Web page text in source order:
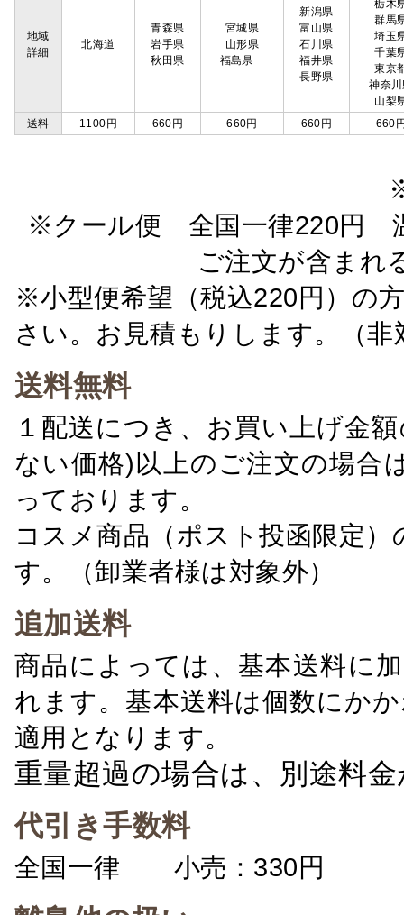
地域
詳細
北海道
青森県
岩手県
秋田県
宮城県
山形県
福島県
新潟県
富山県
石川県
福井県
長野県
栃木
群馬
埼玉
千葉
東京
神奈
山梨
送料
1100円 660円 660円 660円 660
※クール便 全国一律220円
ご注文が含ま
※小型便希望（税込220円）の
さい。お見積もりします。（非
送料無料
１配送につき、お買い上げ金
ない価格)以上のご注文の場合
っております。
コスメ商品（ポスト投函限定
す。（卸業者様は対象外）
追加送料
商品によっては、基本送料に
れます。基本送料は個数にか
適用となります。
重量超過の場合は、別途料
代引き手数料
全国一律 小売：330円 卸